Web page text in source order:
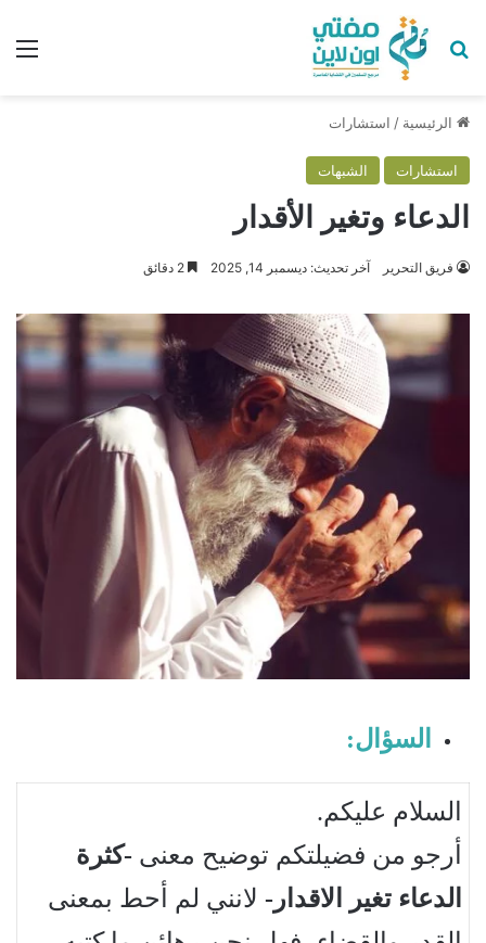
بحث عن
الرئيسية / استشارات
استشارات الشبهات
الدعاء وتغير الأقدار
فريق التحرير آخر تحديث: ديسمبر 14, 2025
السؤال:
السلام عليكم.
أرجو من فضيلتكم توضيح معنى -كثرة
الدعاء تغير الاقدار- لانني لم أحط بمعنى